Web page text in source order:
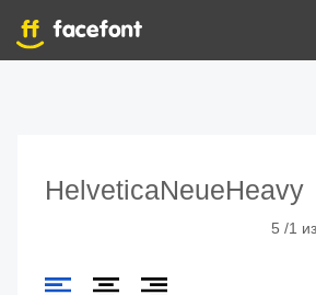
HelveticaNeueHeavy
5 /1 из